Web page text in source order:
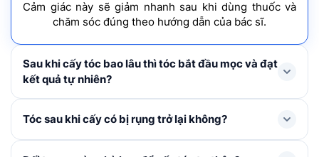
Cảm giác này sẽ giảm nhanh sau khi dùng thuốc và
chăm sóc đúng theo hướng dẫn của bác sĩ.
Sau khi cấy tóc bao lâu thì tóc bắt đầu mọc và đạt
kết quả tự nhiên?
Tóc mới thường rụng shock loss trong 1-3 tháng đầu
Tóc sau khi cấy có bị rụng trở lại không?